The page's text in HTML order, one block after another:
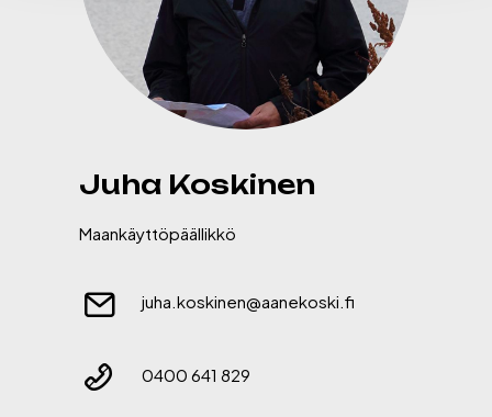
Juha Koskinen
Maankäyttöpäällikkö
juha.koskinen@aanekoski.fi
0400 641 829